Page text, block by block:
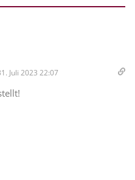
Juli 2023 22:07